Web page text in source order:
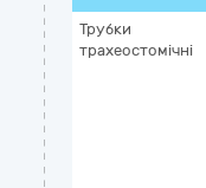
Трубки
трахеостомічні